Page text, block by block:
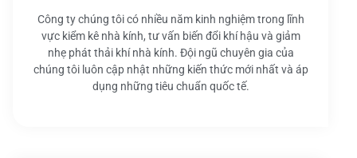
Công ty chúng tôi có nhiều năm kinh nghiệm trong lĩnh
vực kiểm kê nhà kính, tư vấn biến đổi khí hậu và giảm
nhẹ phát thải khí nhà kính. Đội ngũ chuyên gia của
chúng tôi luôn cập nhật những kiến thức mới nhất và áp
dụng những tiêu chuẩn quốc tế.